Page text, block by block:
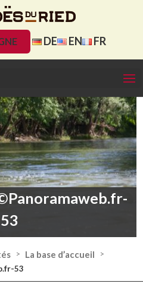
DE EN FR
53
> La base d’accueil
>
53